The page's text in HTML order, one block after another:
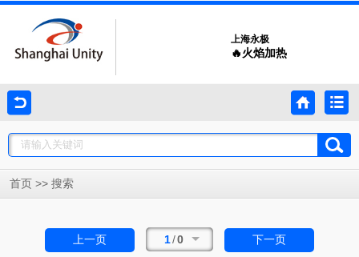
上海永极
🔥火焰加热
首页 >> 搜索
上一页 1/0 下一页